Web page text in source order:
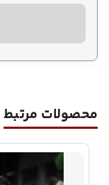
محصولات مرتبط